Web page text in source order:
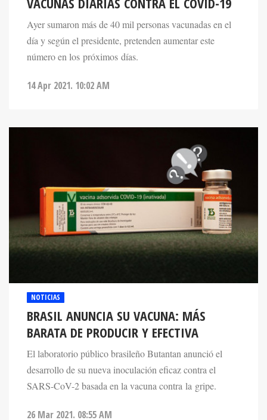
Ayer sumaron más de 40 mil personas vacunadas en el
día y según el presidente, pretenden aumentar este
número en los próximos días.
BRASIL ANUNCIA SU VACUNA: MÁS
BARATA DE PRODUCIR Y EFECTIVA
El laboratorio público brasileño Butantan anunció el
desarrollo de su nueva inoculación eficaz contra el
SARS-CoV-2 basada en la vacuna contra la gripe.